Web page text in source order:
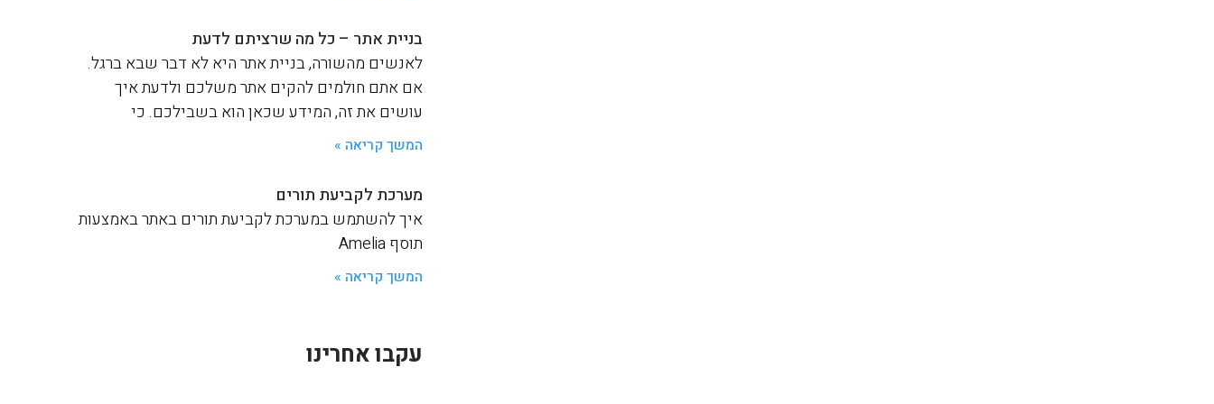
בניית אתר – כל מה שרציתם לדעת
לאנשים מהשורה, בניית אתר היא לא דבר שבא ברגל.
אם אתם חולמים להקים אתר משלכם ולדעת איך
עושים את זה, המידע שכאן הוא בשבילכם. כי
המשך קריאה »
מערכת לקביעת תורים
איך להשתמש במערכת לקביעת תורים באתר באמצעות
תוסף Amelia
המשך קריאה »
עקבו אחרינו